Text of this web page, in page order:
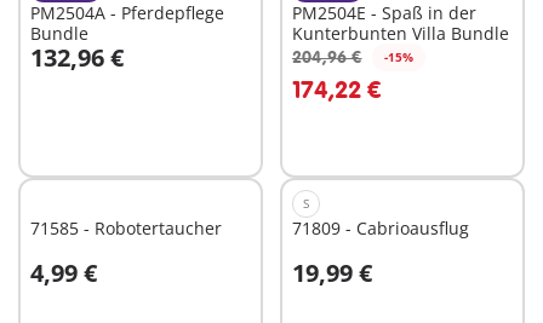
PM2504A - Pferdepflege
Bundle
132,96 €
In den Warenkorb
PM2504E - Spaß in der
Kunterbunten Villa Bundle
204,96 € -15%
174,22 €
In den Warenkorb
71585 - Robotertaucher
4,99 €
S
71809 - Cabrioausflug
19,99 €